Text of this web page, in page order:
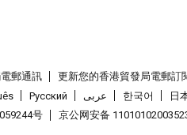
郵通訊 更新您的香港貿發局電郵訂
Pусский عربى 한국어
日
号 京公网安备